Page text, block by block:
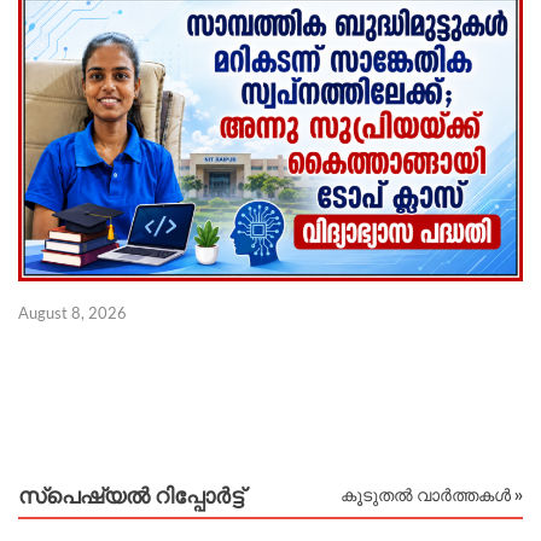
August 8, 2026
സ്പെഷ്യൽ റിപ്പോര്‍ട്ട് കൂടുതൽ വാർത്തകൾ »